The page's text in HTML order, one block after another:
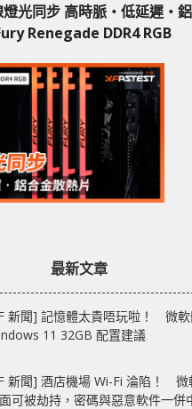
燈光同步 高時脈‧低延遲‧
Renegade DDR4 RGB
最新文章
新聞] 記憶體太貴唔玩啦！ 微軟
11 32GB 配置建議
新聞] 酒店機場 Wi-Fi 淪陷！ 微
可被劫持，密碼與惡意軟件一併